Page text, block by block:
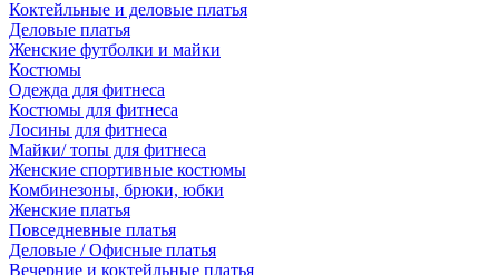
Коктейльные и деловые платья
Деловые платья
Женские футболки и майки
Костюмы
Одежда для фитнеса
Костюмы для фитнеса
Лосины для фитнеса
Майки/ топы для фитнеса
Женские спортивные костюмы
Комбинезоны, брюки, юбки
Женские платья
Повседневные платья
Деловые / Офисные платья
Вечерние и коктейльные платья